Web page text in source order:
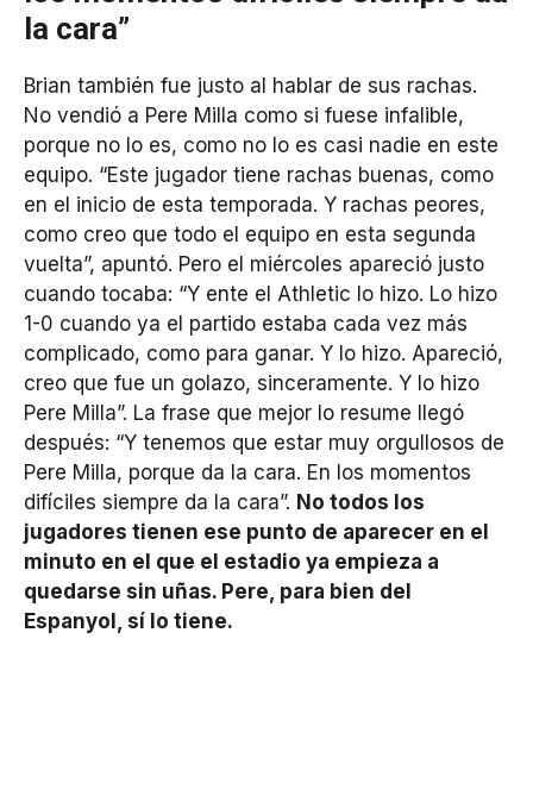
la cara”
Brian también fue justo al hablar de sus rachas.
No vendió a Pere Milla como si fuese infalible,
porque no lo es, como no lo es casi nadie en este
equipo. “Este jugador tiene rachas buenas, como
en el inicio de esta temporada. Y rachas peores,
como creo que todo el equipo en esta segunda
vuelta”, apuntó. Pero el miércoles apareció justo
cuando tocaba: “Y ente el Athletic lo hizo. Lo hizo
1-0 cuando ya el partido estaba cada vez más
complicado, como para ganar. Y lo hizo. Apareció,
creo que fue un golazo, sinceramente. Y lo hizo
Pere Milla”. La frase que mejor lo resume llegó
después: “Y tenemos que estar muy orgullosos de
Pere Milla, porque da la cara. En los momentos
difíciles siempre da la cara”. No todos los
jugadores tienen ese punto de aparecer en el
minuto en el que el estadio ya empieza a
quedarse sin uñas. Pere, para bien del
Espanyol, sí lo tiene.